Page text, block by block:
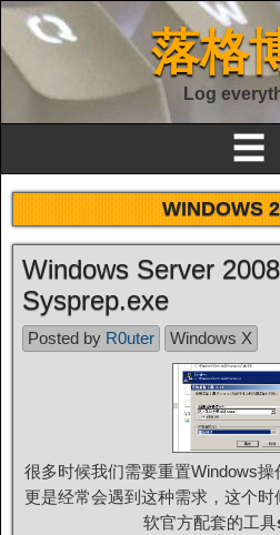
落格
Log
☰
WINDOWS
Windows Server
Sysprep.exe
Posted by R0uter Windows X
很多时候我们需要重置Windows操
更是经常会遇到这种需求，这个
软官方配套的工具